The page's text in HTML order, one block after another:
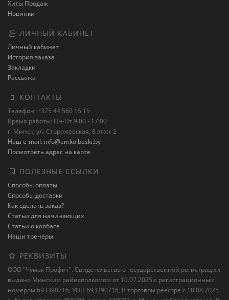
Хиты Продаж
Новинки
ЛИЧНЫЙ КАБИНЕТ
Личный кабинет
История заказа
Закладки
Рассылка
КОНТАКТЫ
Телефон: +375 44 560 15 15
Время работы: Пн-Пт 9:00 - 17:00
г. Минск, ул. Сторожевская, 8 этаж 2
Наш e-mail: info@emkolbaski.by
Посмотреть адрес на карте
ПОЛЕЗНЫЕ ССЫЛКИ
Способы оплаты
Способы доставки
Как сделать заказ?
Статьи для начинающих
Статьи о колбасе
Наши тренеры
РЕКВИЗИТЫ
ООО "Чумак Профит". Свидетельство о государственной регистрации
выдано Минским райисполкомом от 10.07.2025 с регистрационным
номером 693390716, УНП 693390716, В торговом реестре с 18.08.2025